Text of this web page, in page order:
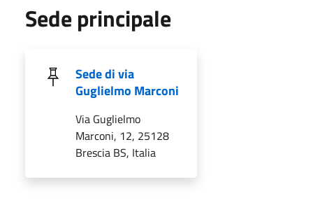
Sede principale
Sede di via
Guglielmo Marconi
Via Guglielmo
Marconi, 12, 25128
Brescia BS, Italia